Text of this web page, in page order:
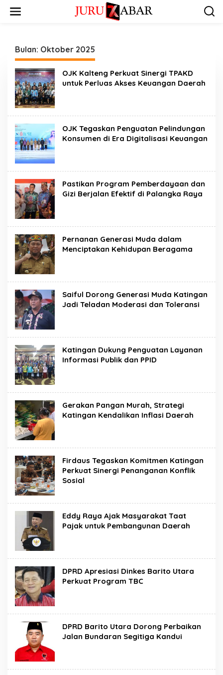
Bulan: Oktober 2025
OJK Kalteng Perkuat Sinergi TPAKD
untuk Perluas Akses Keuangan Daerah
OJK Tegaskan Penguatan Pelindungan
Konsumen di Era Digitalisasi Keuangan
Pastikan Program Pemberdayaan dan
Gizi Berjalan Efektif di Palangka Raya
Pernanan Generasi Muda dalam
Menciptakan Kehidupan Beragama
Saiful Dorong Generasi Muda Katingan
Jadi Teladan Moderasi dan Toleransi
Katingan Dukung Penguatan Layanan
Informasi Publik dan PPID
Gerakan Pangan Murah, Strategi
Katingan Kendalikan Inflasi Daerah
Firdaus Tegaskan Komitmen Katingan
Perkuat Sinergi Penanganan Konflik
Sosial
Eddy Raya Ajak Masyarakat Taat
Pajak untuk Pembangunan Daerah
DPRD Apresiasi Dinkes Barito Utara
Perkuat Program TBC
DPRD Barito Utara Dorong Perbaikan
Jalan Bundaran Segitiga Kandui